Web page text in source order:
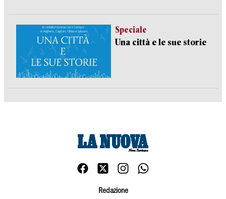
Speciale
Una città e le sue storie
Redazione